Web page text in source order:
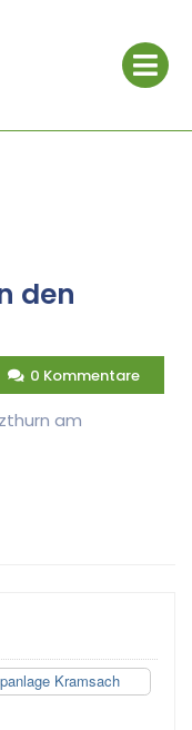
den
0 Kommentare
am
Kramsach